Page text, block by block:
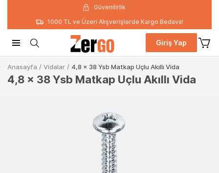
Güvenilirlik
1000 TL ve Üzeri Alışverişlerde Kargo Bedava!
Giriş Yap
Anasayfa / Vidalar / 4,8 x 38 Ysb Matkap Uçlu Akıllı Vida
4,8 x 38 Ysb Matkap Uçlu Akıllı Vida